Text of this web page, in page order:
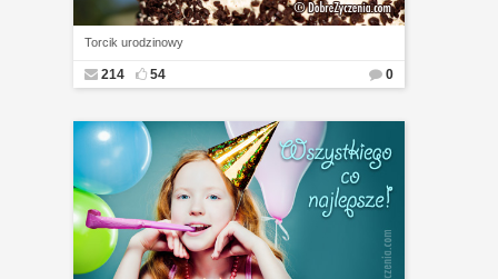
Torcik urodzinowy
214 54 0